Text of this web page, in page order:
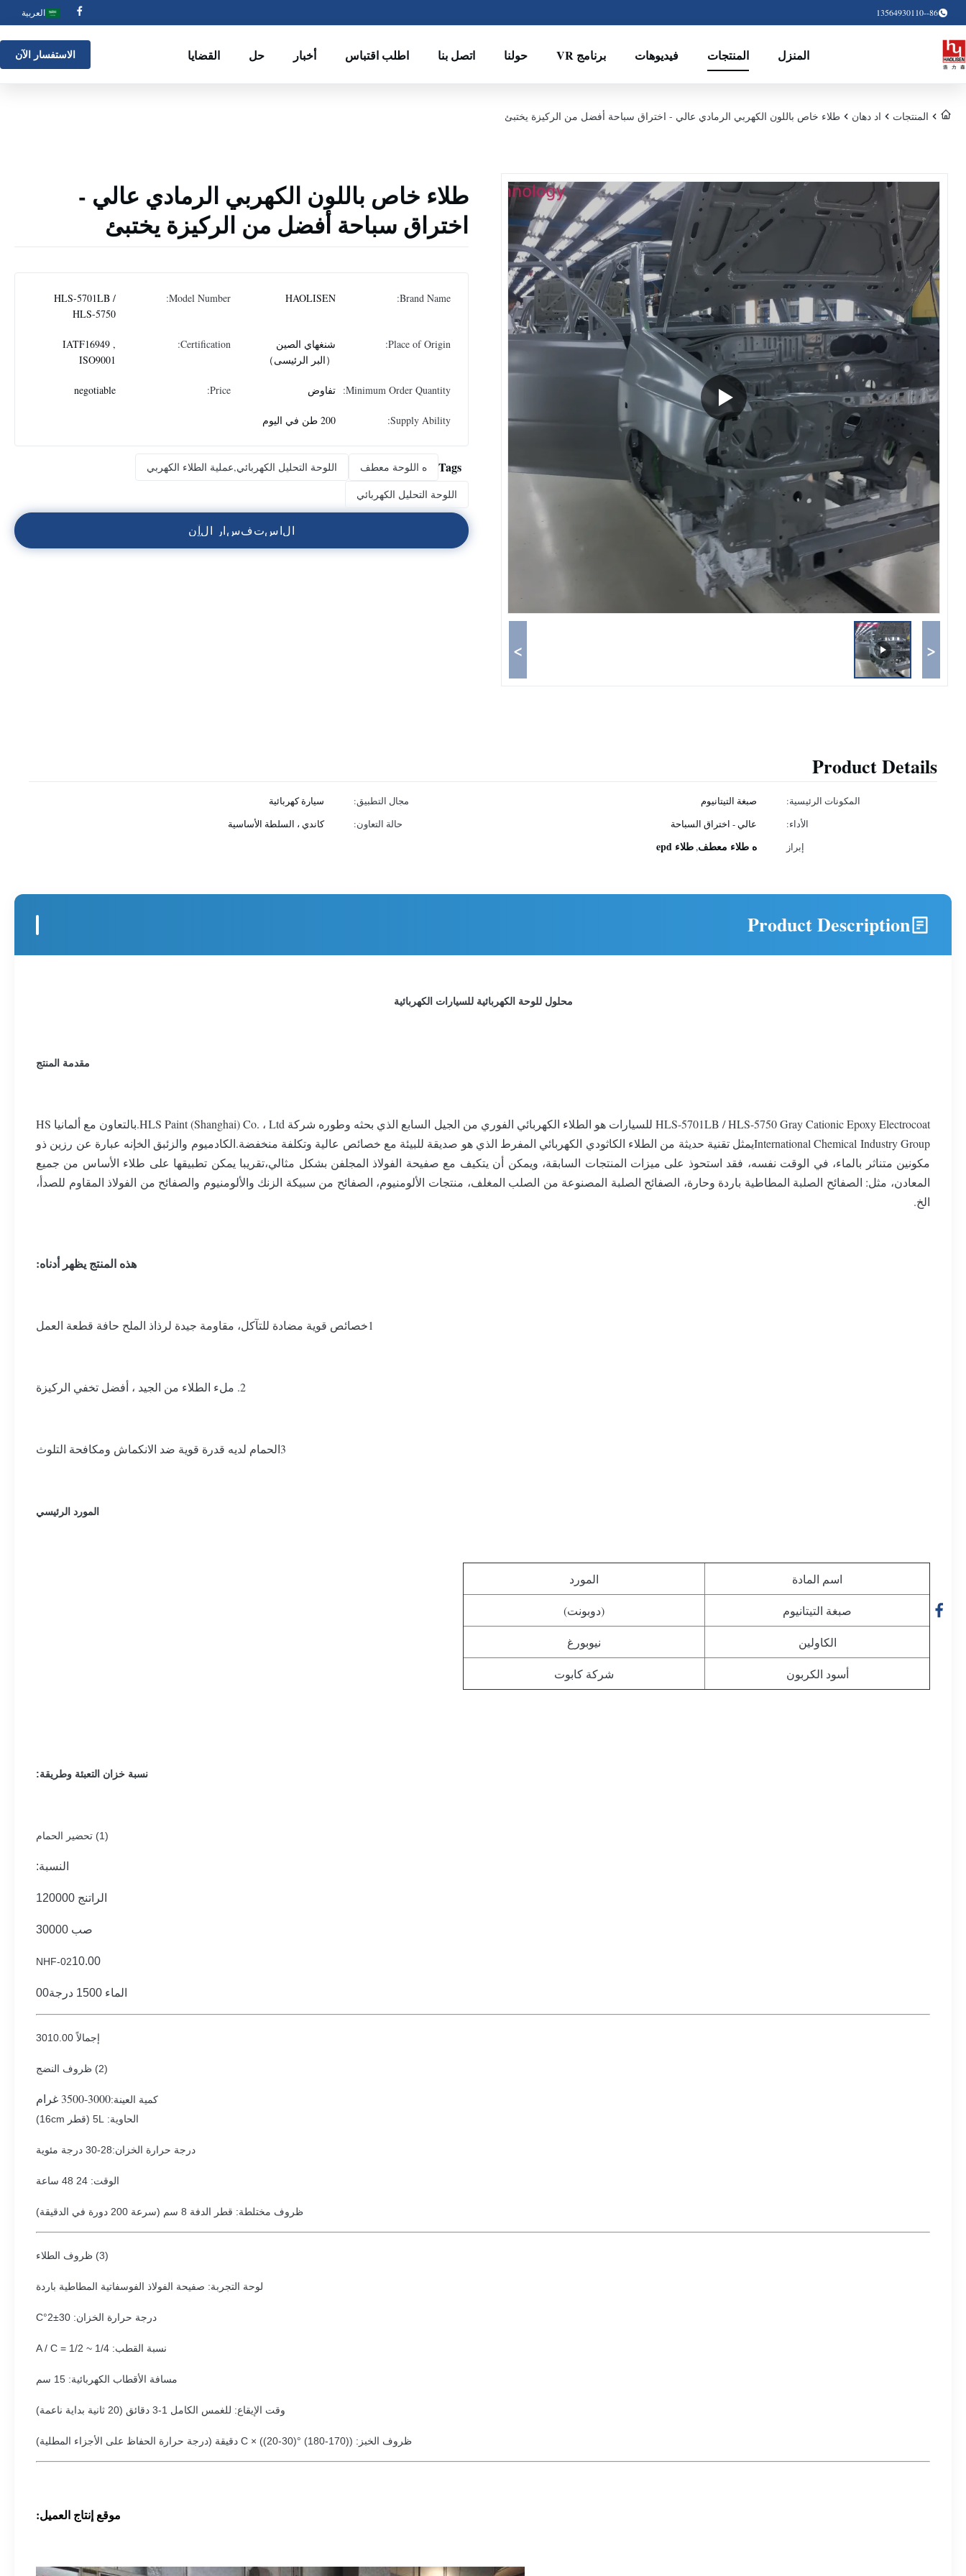
86--13564930110 العربية
المنزل المنتجات فيديوهات برنامج VR حولنا اتصل بنا اطلب اقتباس أخبار حل القضايا الاستفسار الآن
المنتجات اد دهان طلاء خاص باللون الكهربي الرمادي عالي - اختراق سباحة أفضل من الركيزة يختبئ
<
>
طلاء خاص باللون الكهربي الرمادي عالي -
اختراق سباحة أفضل من الركيزة يختبئ
Brand Name:
HAOLISEN
Model Number:
HLS-5701LB /
HLS-5750
Place of Origin:
شنغهاي الصين
（البر الرئيسى）
Certification:
IATF16949 ,
ISO9001
Minimum Order Quantity: تفاوض Price:
negotiable
Supply Ability: 200 طن في اليوم
Tags ه اللوحة معطف
اللوحة التحليل الكهربائي,عملية الطلاء الكهربي
اللوحة التحليل الكهربائي
الاستفسار الآن
Product Details
المكونات الرئيسية: صبغة التيتانيوم مجال التطبيق:
سيارة كهربائية
الأداء:
عالي - اختراق السباحة حالة التعاون:
كاندي ، السلطة الأساسية
إبراز
ه طلاء معطف,طلاء epd
Product Description
محلول للوحة الكهربائية للسيارات الكهربائية
مقدمة المنتج
HLS-5701LB / HLS-5750 Gray Cationic Epoxy Electrocoat للسيارات هو الطلاء الكهربائي الفوري من الجيل السابع الذي بحثه وطوره شركة HLS Paint (Shanghai) Co. ، Ltd.بالتعاون مع ألمانيا HS
International Chemical Industry Groupيمثل تقنية حديثة من الطلاء الكاثودي الكهربائي المفرط الذي هو صديقة للبيئة مع خصائص عالية وتكلفة منخفضة.الكادميوم والزئبق الخإنه عبارة عن رزين ذو
مكونين متناثر بالماء، في الوقت نفسه، فقد استحوذ على ميزات المنتجات السابقة، ويمكن أن يتكيف مع صفيحة الفولاذ المجلفن بشكل مثالي،تقريبا يمكن تطبيقها على طلاء الأساس من جميع
المعادن، مثل: الصفائح الصلبة المطاطية باردة وحارة، الصفائح الصلبة المصنوعة من الصلب المغلف، منتجات الألومنيوم، الصفائح من سبيكة الزنك والألومنيوم والصفائح من الفولاذ المقاوم للصدأ،
الخ.
هذه المنتج يظهر أدناه:
1خصائص قوية مضادة للتآكل، مقاومة جيدة لرذاذ الملح حافة قطعة العمل
2. ملء الطلاء من الجيد ، أفضل تخفي الركيزة
3الحمام لديه قدرة قوية ضد الانكماش ومكافحة التلوث
المورد الرئيسي
اسم المادة المورد
صبغة التيتانيوم (دوبونت)
الكاولين نيوبورغ
أسود الكربون شركة كابوت
نسبة خزان التعبئة وطريقة:
(1) تحضير الحمام
النسبة:
الراتنج 120000
صب 30000
NHF-0210.00
الماء 1500 درجة00
إجمالاً 3010.00
(2) ظروف النضج
كمية العينة:3000-3500 غرام
الحاوية: 5L (قطر 16cm)
درجة حرارة الخزان:28-30 درجة مئوية
الوقت: 24 48 ساعة
ظروف مختلطة: قطر الدفة 8 سم (سرعة 200 دورة في الدقيقة)
(3) ظروف الطلاء
لوحة التجربة: صفيحة الفولاذ الفوسفاتية المطاطية باردة
درجة حرارة الخزان: 30±2°C
نسبة القطب: A / C = 1/2 ~ 1/4
مسافة الأقطاب الكهربائية: 15 سم
وقت الإيقاع: للغمس الكامل 1-3 دقائق (20 ثانية بداية ناعمة)
ظروف الخبز: ((170-180) °C × ((20-30) دقيقة (درجة حرارة الحفاظ على الأجزاء المطلية)
موقع إنتاج العميل: